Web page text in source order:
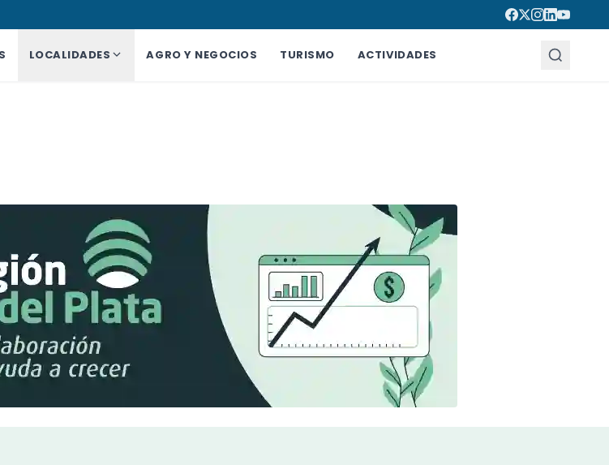
LOCALIDADES AGRO Y NEGOCIOS TURISMO ACTIVIDADES